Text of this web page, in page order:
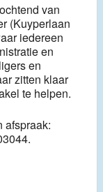
van
(Kuyperlaan
iedereen
en
en
zitten klaar
te helpen.
afspraak: